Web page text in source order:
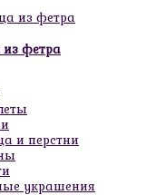
фетра
и перстни
украшения